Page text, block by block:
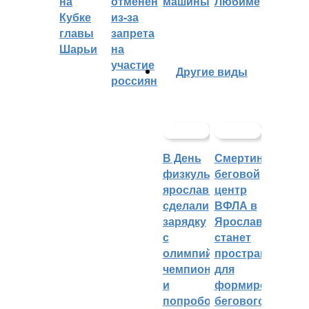
Кубке
главы
Шарьи
из-за
запрета
на
участие
россиян
Другие виды
В День
физкультурника
ярославцы
сделали
зарядку
с
олимпийским
чемпионом
и
попробовали
Смертин:
беговой
центр
ВФЛА в
Ярославле
станет
пространством
для
формирования
бегового